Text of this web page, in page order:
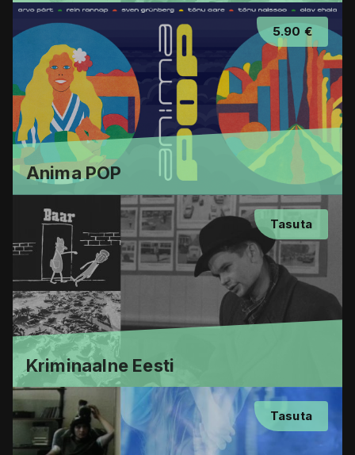
5.90 €
Anima POP
Tasuta
Kriminaalne Eesti
Tasuta